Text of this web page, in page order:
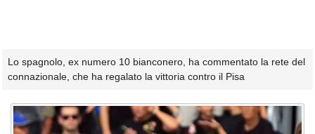
Lo spagnolo, ex numero 10 bianconero, ha commentato la rete del
connazionale, che ha regalato la vittoria contro il Pisa